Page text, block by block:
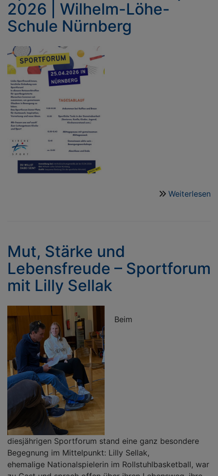
2026 | Wilhelm-Löhe-
Schule Nürnberg
Weiterlesen
Mut, Stärke und
Lebensfreude – Sportforum
mit Lilly Sellak
Beim
diesjährigen Sportforum stand eine ganz besondere
Begegnung im Mittelpunkt: Lilly Sellak,
ehemalige Nationalspielerin im Rollstuhlbasketball, war